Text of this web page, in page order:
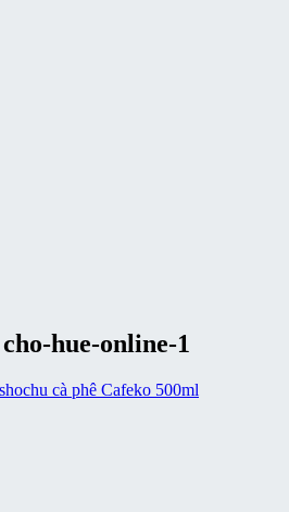
hue-online-1
cà phê Cafeko 500ml